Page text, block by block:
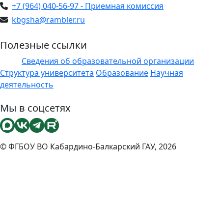
+7 (964) 040-56-97 - Приемная комиссия
kbgsha@rambler.ru
Полезные ссылки
Сведения об образовательной организации
Структура университета Образование Научная
деятельность
Мы в соцсетях
© ФГБОУ ВО Кабардино-Балкарский ГАУ, 2026